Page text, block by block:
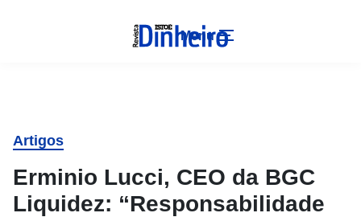
Menu
Artigos
Erminio Lucci, CEO da BGC
Liquidez: “Responsabilidade